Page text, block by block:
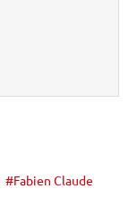
Fabien Claude